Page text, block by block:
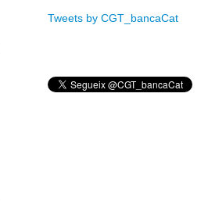
Tweets by CGT_bancaCat